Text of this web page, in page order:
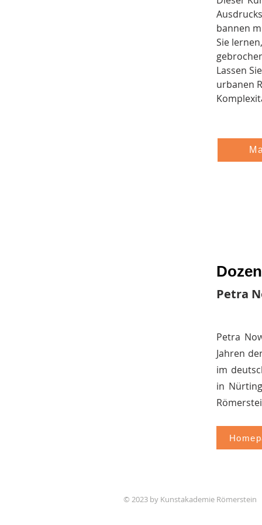
bannen
Sie
Lassen
urbanen
Petra
Petra
Jahren
im
in
© 2023 by Kunstakademie Römerstein